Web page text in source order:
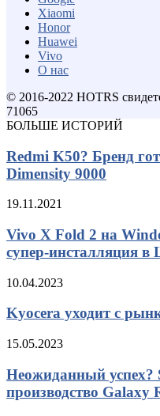
Xiaomi
Honor
Huawei
Vivo
О нас
© 2016-2022 HOTRS
71065
БОЛЬШЕ ИСТОРИЙ
Redmi K50? Бренд
Dimensity 9000
19.11.2021
Vivo X Fold 2 на
супер-инсталляция в
10.04.2023
Kyocera уходит с
15.05.2023
Неожиданный успех?
производство Galaxy